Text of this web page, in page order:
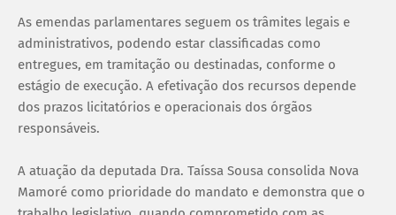
As emendas parlamentares seguem os trâmites legais e
administrativos, podendo estar classificadas como
entregues, em tramitação ou destinadas, conforme o
estágio de execução. A efetivação dos recursos depende
dos prazos licitatórios e operacionais dos órgãos
responsáveis.
A atuação da deputada Dra. Taíssa Sousa consolida Nova
Mamoré como prioridade do mandato e demonstra que o